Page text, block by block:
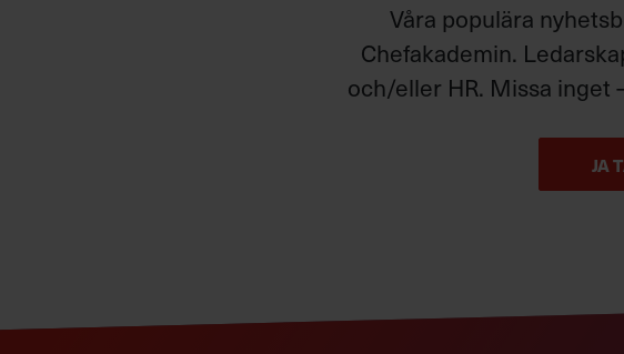
Våra populära
Chefakademin.
och/eller HR. Missa inget
JA